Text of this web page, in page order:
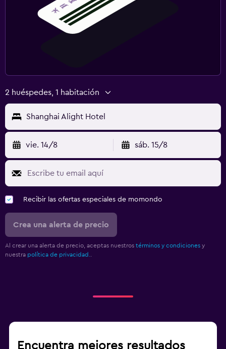
2 huéspedes, 1 habitación
Shanghai Alight Hotel
vie. 14/8 sáb. 15/8
Recibir las ofertas especiales de momondo
Crea una alerta de precio
Al crear una alerta de precio, aceptas nuestros términos y condiciones y
nuestra política de privacidad.
Encuentra mejores resultados